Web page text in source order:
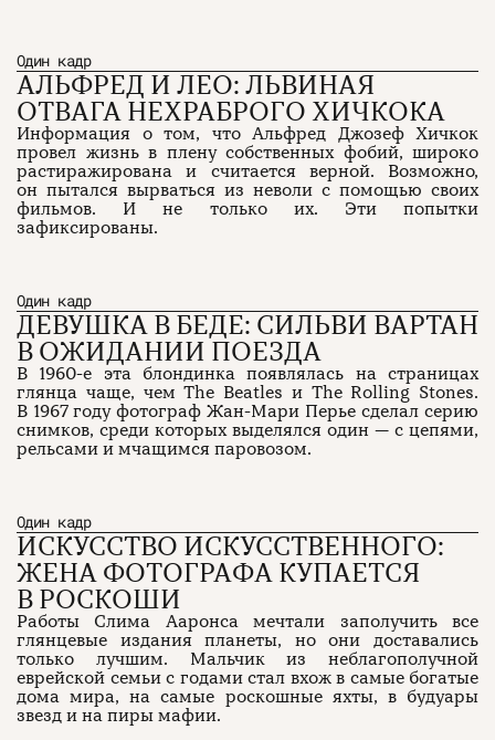
Один кадр
АЛЬФРЕД И ЛЕО: ЛЬВИНАЯ
ОТВАГА НЕХРАБРОГО ХИЧКОКА
Информация о том, что Альфред Джозеф Хичкок
провел жизнь в плену собственных фобий, широко
растиражирована и считается верной. Возможно,
он пытался вырваться из неволи с помощью своих
фильмов. И не только их. Эти попытки
зафиксированы.
Один кадр
ДЕВУШКА В БЕДЕ: СИЛЬВИ ВАРТАН
В ОЖИДАНИИ ПОЕЗДА
В 1960-е эта блондинка появлялась на страницах
глянца чаще, чем The Beatles и The Rolling Stones.
В 1967 году фотограф Жан-Мари Перье сделал серию
снимков, среди которых выделялся один — с цепями,
рельсами и мчащимся паровозом.
Один кадр
ИСКУССТВО ИСКУССТВЕННОГО:
ЖЕНА ФОТОГРАФА КУПАЕТСЯ
В РОСКОШИ
Работы Слима Ааронса мечтали заполучить все
глянцевые издания планеты, но они доставались
только лучшим. Мальчик из неблагополучной
еврейской семьи с годами стал вхож в самые богатые
дома мира, на самые роскошные яхты, в будуары
звезд и на пиры мафии.
О проекте
Команда
Авторы
Журнал
Подписаться на журнал
ЧТИВО ДОМ
YouTube
Telegram
VK
Рекламодателям